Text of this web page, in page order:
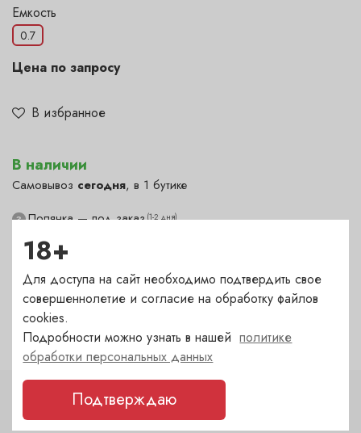
В избранное
Емкость
0.7
Цена по запросу
В наличии
Самовывоз сегодня, в 1 бутике
Гранатный — под заказ
? Полянка — под заказ(1-2 дня)
✓ Пречистенка — в наличии(сегодня)
Садовническая — под заказ
Сухаревка — под заказ
Характеристики
18+
Для доступа на сайт необходимо подтвердить свое
совершеннолетие и согласие на обработку файлов
cookies.
Подробности можно узнать в нашейполитике
обработки персональных данных
Подтверждаю